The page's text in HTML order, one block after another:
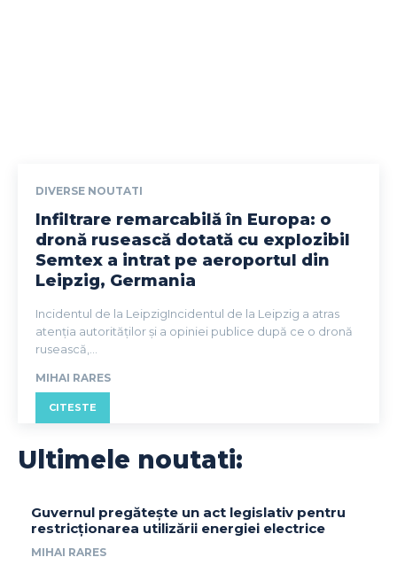
DIVERSE NOUTATI
Infiltrare remarcabilă în Europa: o
dronă rusească dotată cu explozibil
Semtex a intrat pe aeroportul din
Leipzig, Germania
Incidentul de la LeipzigIncidentul de la Leipzig a atras
atenția autorităților și a opiniei publice după ce o dronă
rusească,...
MIHAI RARES
CITESTE
Ultimele noutati:
Guvernul pregătește un act legislativ pentru
restricționarea utilizării energiei electrice
MIHAI RARES